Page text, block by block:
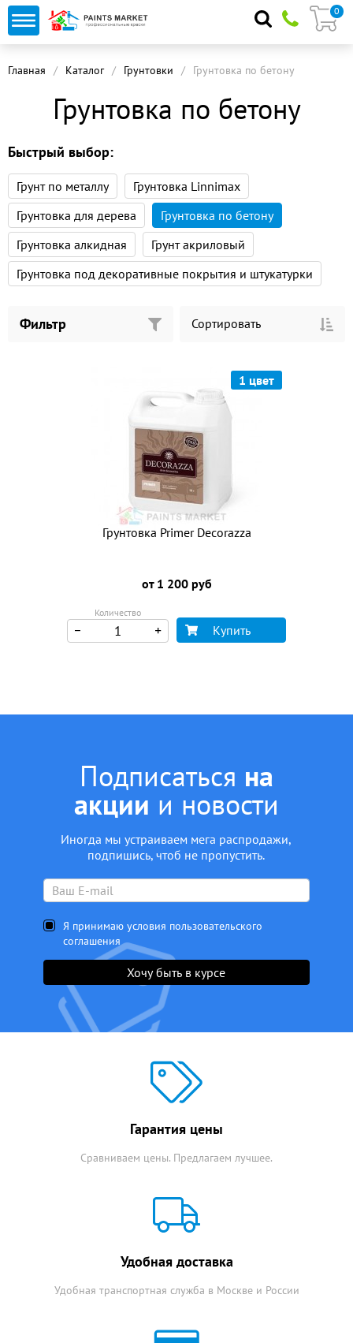
0
Главная Каталог Грунтовки Грунтовка по бетону
Грунтовка по бетону
Быстрый выбор:
Грунт по металлу
Грунтовка Linnimax
Грунтовка для дерева
Грунтовка по бетону
Грунтовка алкидная
Грунт акриловый
Грунтовка под декоративные покрытия и штукатурки
Фильтр Сортировать
1 цвет
Грунтовка Primer Decorazza
от 1 200 руб
Количество
Купить
Подписаться на
акции и новости
Иногда мы устраиваем мега распродажи,
подпишись, чтоб не пропустить.
Я принимаю условия пользовательского
соглашения
Хочу быть в курсе
Гарантия цены
Сравниваем цены. Предлагаем лучшее.
Удобная доставка
Удобная транспортная служба в Москве и России